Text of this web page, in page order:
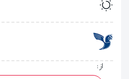
از :